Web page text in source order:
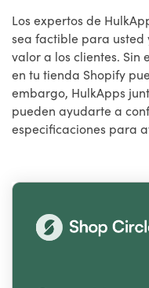
Los expertos de
sea factible para usted
valor a los clientes. Sin
en tu tienda Shopify
embargo, HulkApps
pueden ayudarte a
especificaciones para